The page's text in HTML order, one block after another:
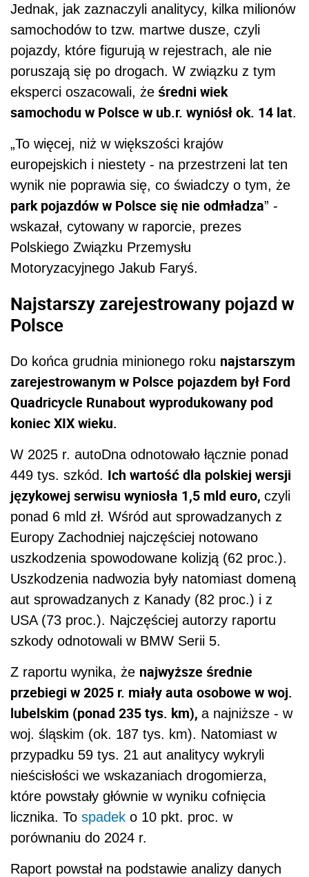
Jednak, jak zaznaczyli analitycy, kilka milionów
samochodów to tzw. martwe dusze, czyli
pojazdy, które figurują w rejestrach, ale nie
poruszają się po drogach. W związku z tym
eksperci oszacowali, że średni wiek
samochodu w Polsce w ub.r. wyniósł ok. 14 lat.
„To więcej, niż w większości krajów
europejskich i niestety - na przestrzeni lat ten
wynik nie poprawia się, co świadczy o tym, że
park pojazdów w Polsce się nie odmładza” -
wskazał, cytowany w raporcie, prezes
Polskiego Związku Przemysłu
Motoryzacyjnego Jakub Faryś.
Najstarszy zarejestrowany pojazd w
Polsce
Do końca grudnia minionego roku najstarszym
zarejestrowanym w Polsce pojazdem był Ford
Quadricycle Runabout wyprodukowany pod
koniec XIX wieku.
W 2025 r. autoDna odnotowało łącznie ponad
449 tys. szkód. Ich wartość dla polskiej wersji
językowej serwisu wyniosła 1,5 mld euro, czyli
ponad 6 mld zł. Wśród aut sprowadzanych z
Europy Zachodniej najczęściej notowano
uszkodzenia spowodowane kolizją (62 proc.).
Uszkodzenia nadwozia były natomiast domeną
aut sprowadzanych z Kanady (82 proc.) i z
USA (73 proc.). Najczęściej autorzy raportu
szkody odnotowali w BMW Serii 5.
Z raportu wynika, że najwyższe średnie
przebiegi w 2025 r. miały auta osobowe w woj.
lubelskim (ponad 235 tys. km), a najniższe - w
woj. śląskim (ok. 187 tys. km). Natomiast w
przypadku 59 tys. 21 aut analitycy wykryli
nieścisłości we wskazaniach drogomierza,
które powstały głównie w wyniku cofnięcia
licznika. To spadek o 10 pkt. proc. w
porównaniu do 2024 r.
Raport powstał na podstawie analizy danych